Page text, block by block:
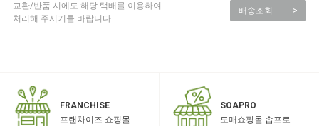
교환/반품 시에도 해당 택배를 이용하여
처리해 주시기를 바랍니다.
배송조회 >
FRANCHISE
프랜차이즈 쇼핑몰
SOAPRO
도매쇼핑몰 솝프로